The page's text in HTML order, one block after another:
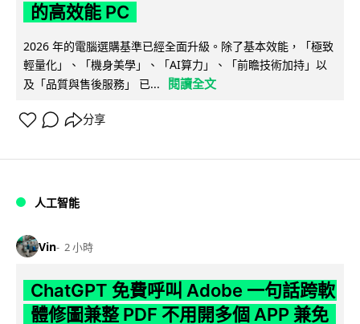
的高效能 PC
2026 年的電腦選購基準已經全面升級。除了基本效能，「極致
輕量化」、「機身美學」、「AI算力」、「前瞻技術加持」以
及「品質與售後服務」 已...
閱讀全文
分享
人工智能
Vin 2 小時
ChatGPT 免費呼叫 Adobe 一句話跨軟
體修圖兼整 PDF 不用開多個 APP 兼免